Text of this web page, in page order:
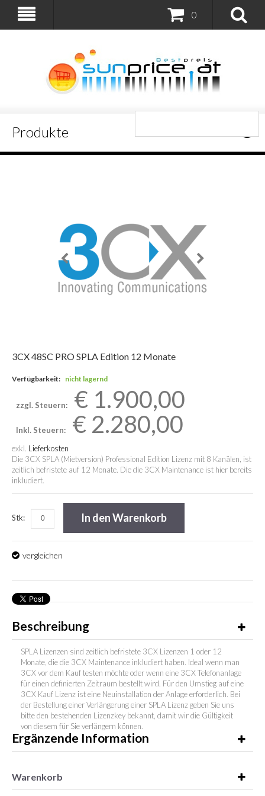
0
Produkte
3CX 48SC PRO SPLA Edition 12 Monate
Verfügbarkeit: nicht lagernd
zzgl. Steuern: € 1.900,00
Inkl. Steuern: € 2.280,00
exkl. Lieferkosten
Die 3CX SPLA (Mietversion) Professional Edition Lizenz mit 8 Kanälen, ist
zeitlich befristete auf 12 Monate. Die die 3CX Maintenance ist hier bereits
inkludiert.
Stk: In den Warenkorb
vergleichen
Beschreibung
SPLA Lizenzen sind zeitlich befristete 3CX Lizenzen 1 oder 12
Monate, die die 3CX Maintenance inkludiert haben. Ideal wenn man
3CX vor dem Kauf testen möchte oder wenn eine 3CX Telefonanlage
für einen definierten Zeitraum bestellt wird. Für den Umstieg auf eine
3CX Kauf Lizenz ist eine Neuinstallation der Anlage erforderlich. Bei
der Bestellung einer Verlängerung einer SPLA Lizenz geben Sie uns
bitte den bestehenden Lizenzkey bekannt, damit wir die Gültigkeit
von diesem für Sie verlängern können.
Ergänzende Information
Warenkorb